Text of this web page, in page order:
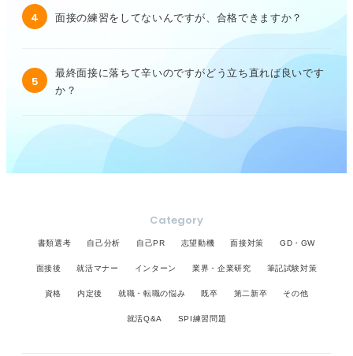
4 面接の練習をしてないんですが、合格できますか？
5
最終面接に落ちて辛いのですがどう立ち直れば良いです
か？
Category
書類選考 自己分析 自己PR 志望動機 面接対策 GD・GW
面接後 就活マナー インターン 業界・企業研究 筆記試験対策
資格 内定後 就職・転職の悩み 既卒 第二新卒 その他
就活Q&A SPI練習問題